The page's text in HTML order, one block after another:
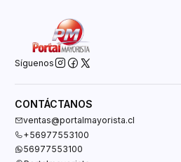
Síguenos
CONTÁCTANOS
ventas@portalmayorista.cl
+56977553100
56977553100